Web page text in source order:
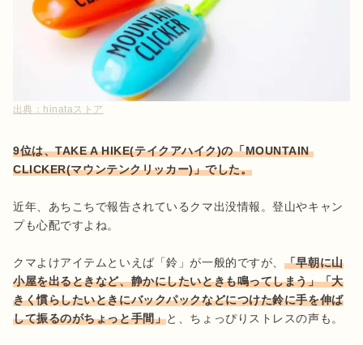
出典： hinataストア
9位は、TAKE A HIKE(テイクアハイク)の「MOUNTAIN
近年、あちこちで報告されているクマ出没情報。登山やキャン
プも心配ですよね。
クマよけアイテムといえば「鈴」が一般的ですが、 「早朝に山
小屋を出るときなど、静かにしたいときも鳴ってしまう」「大
きく慣らしたいときにバックパックなどにつけた鈴に手を伸ば
して振るのがちょっと手間」と、ちょっぴりストレスの声も。